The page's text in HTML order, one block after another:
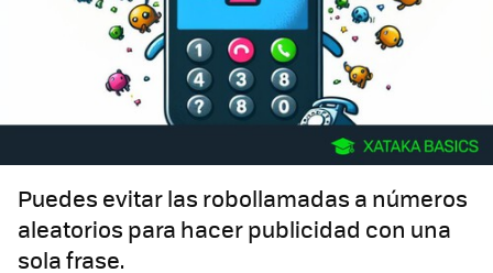
Puedes evitar las robollamadas a números
aleatorios para hacer publicidad con una
sola frase.